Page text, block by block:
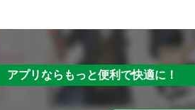
アプリならもっと便利で快適に！